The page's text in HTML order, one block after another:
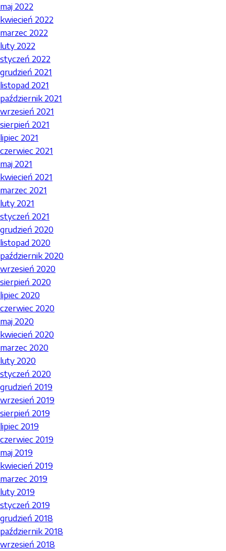
maj 2022
kwiecień 2022
marzec 2022
luty 2022
styczeń 2022
grudzień 2021
listopad 2021
październik 2021
wrzesień 2021
sierpień 2021
lipiec 2021
czerwiec 2021
maj 2021
kwiecień 2021
marzec 2021
luty 2021
styczeń 2021
grudzień 2020
listopad 2020
październik 2020
wrzesień 2020
sierpień 2020
lipiec 2020
czerwiec 2020
maj 2020
kwiecień 2020
marzec 2020
luty 2020
styczeń 2020
grudzień 2019
wrzesień 2019
sierpień 2019
lipiec 2019
czerwiec 2019
maj 2019
kwiecień 2019
marzec 2019
luty 2019
styczeń 2019
grudzień 2018
październik 2018
wrzesień 2018